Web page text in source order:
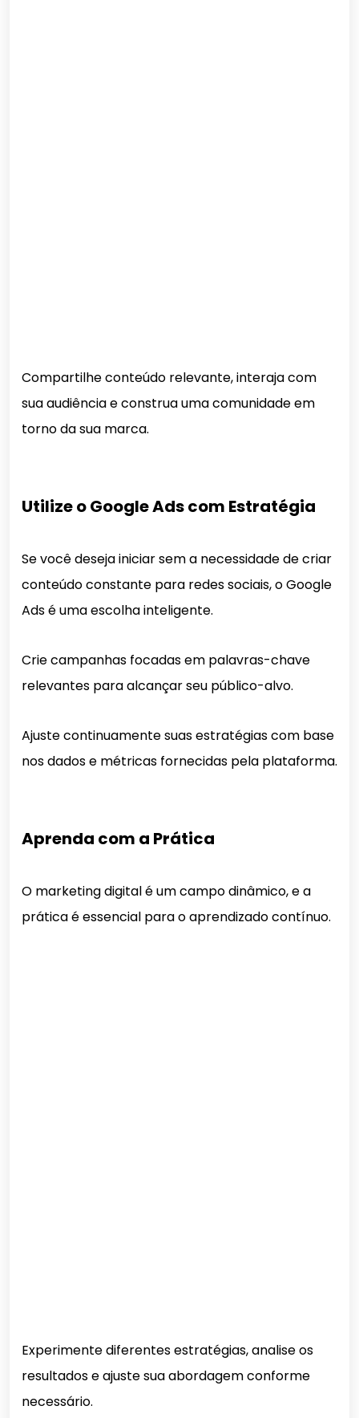
Compartilhe conteúdo relevante, interaja com
sua audiência e construa uma comunidade em
torno da sua marca.
Utilize o Google Ads com Estratégia
Se você deseja iniciar sem a necessidade de criar
conteúdo constante para redes sociais, o Google
Ads é uma escolha inteligente.
Crie campanhas focadas em palavras-chave
relevantes para alcançar seu público-alvo.
Ajuste continuamente suas estratégias com base
nos dados e métricas fornecidas pela plataforma.
Aprenda com a Prática
O marketing digital é um campo dinâmico, e a
prática é essencial para o aprendizado contínuo.
Experimente diferentes estratégias, analise os
resultados e ajuste sua abordagem conforme
necessário.